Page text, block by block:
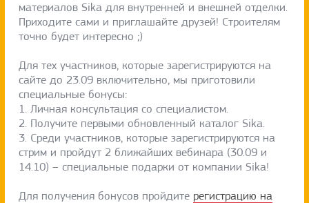
материалов Sika для внутренней и внешней отделки.
Приходите сами и приглашайте друзей! Строителям
точно будет интересно ;)
Для тех участников, которые зарегистрируются на
сайте до 23.09 включительно, мы приготовили
специальные бонусы:
1. Личная консультация со специалистом.
2. Получите первыми обновленный каталог Sika.
3. Среди участников, которые зарегистрируются на
стрим и пройдут 2 ближайших вебинара (30.09 и
14.10) – специальные подарки от компании Sika!
Для получения бонусов пройдите регистрацию на